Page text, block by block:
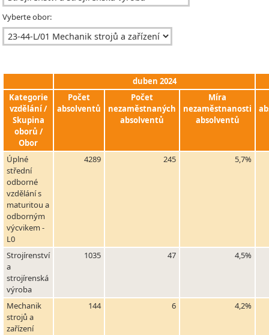
Vyberte obor:
duben 2024
Kategorie
vzdělání /
Skupina
oborů /
Obor
Počet
absolventů
Počet
nezaměstnaných
absolventů
Míra
nezaměstnanosti
absolventů
Úplné
střední
odborné
vzdělání s
maturitou a
odborným
výcvikem -
L0
4289 245 5,7%
Strojírenství
a
strojírenská
výroba
1035 47 4,5%
Mechanik
strojů a
zařízení
144 6 4,2%